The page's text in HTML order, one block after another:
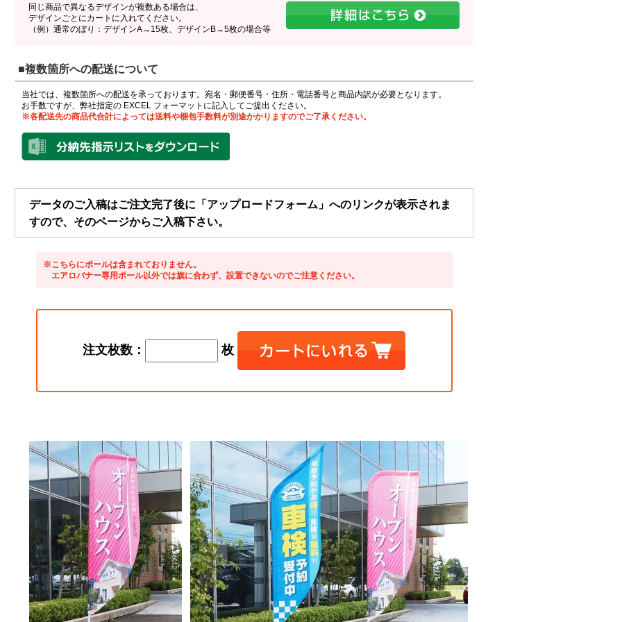
同じ商品で異なるデザインが複数ある場合は、
デザインごとにカートに入れてください。
（例）通常のぼり：デザインA→15枚、デザインB→5枚の場合等
■複数箇所への配送について
当社では、複数箇所への配送を承っております。宛名・郵便番号・住所・電話番号と商品内訳が必要となります。
お手数ですが、弊社指定の EXCEL フォーマットに記入してご提出ください。
※各配送先の商品代合計によっては送料や梱包手数料が別途かかりますのでご了承ください。
データのご入稿はご注文完了後に「アップロードフォーム」へのリンクが表示されま
すので、そのページからご入稿下さい。
※こちらにポールは含まれておりません。
エアロバナー専用ポール以外では旗に合わず、設置できないのでご注意ください。
注文枚数： 枚